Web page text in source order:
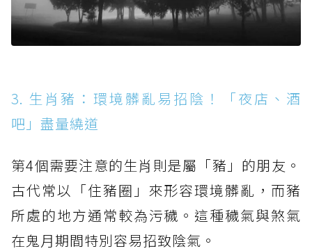
3. 生肖豬：環境髒亂易招陰！「夜店、酒
吧」盡量繞道
第4個需要注意的生肖則是屬「豬」的朋友。
古代常以「住豬圈」來形容環境髒亂，而豬
所處的地方通常較為污穢。這種穢氣與煞氣
在鬼月期間特別容易招致陰氣。